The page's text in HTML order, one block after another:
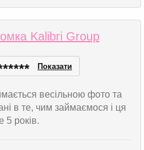
Kalibri Group
***** Показати
весільною фото та
в те, чим займаємося і ця
5 років.